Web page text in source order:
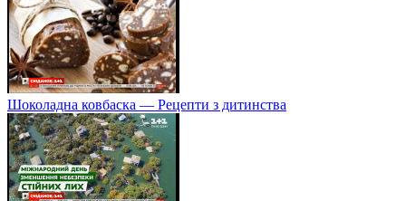
Шоколадна ковбаска — Рецепти з дитинства